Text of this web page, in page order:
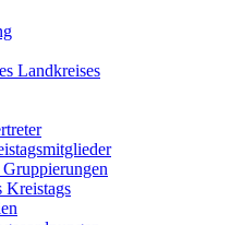
Landkreises
Kreistags